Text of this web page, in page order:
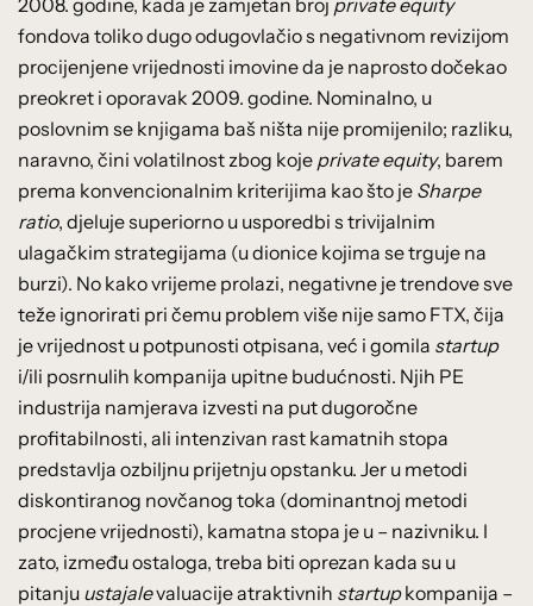
fondova toliko dugo odugovlačio s negativnom revizijom
procijenjene vrijednosti imovine da je naprosto dočekao
preokret i oporavak 2009. godine. Nominalno, u
poslovnim se knjigama baš ništa nije promijenilo; razliku,
naravno, čini volatilnost zbog koje private equity, barem
prema konvencionalnim kriterijima kao što je Sharpe
ratio, djeluje superiorno u usporedbi s trivijalnim
ulagačkim strategijama (u dionice kojima se trguje na
burzi). No kako vrijeme prolazi, negativne je trendove sve
teže ignorirati pri čemu problem više nije samo FTX, čija
je vrijednost u potpunosti otpisana, već i gomila startup
i/ili posrnulih kompanija upitne budućnosti. Njih PE
industrija namjerava izvesti na put dugoročne
profitabilnosti, ali intenzivan rast kamatnih stopa
predstavlja ozbiljnu prijetnju opstanku. Jer u metodi
diskontiranog novčanog toka (dominantnoj metodi
procjene vrijednosti), kamatna stopa je u – nazivniku. I
zato, između ostaloga, treba biti oprezan kada su u
pitanju ustajalevaluacije atraktivnih startupkompanija –